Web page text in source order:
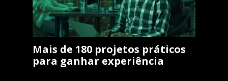
Mais de 180 projetos práticos
para ganhar experiência